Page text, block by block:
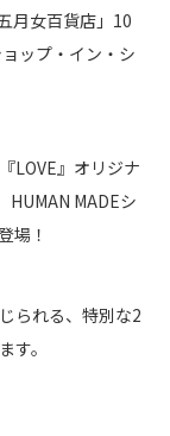
月女百貨店」10
ップ・イン・シ
LOVE』オリジナ
HUMAN MADEシ
場！
られる、特別な2
す。